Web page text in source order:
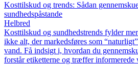
Kosttilskud og trends: Sådan
sundhedspåstande
Helbred
Kosttilskud og sundhedstrends fylder
ikke alt, der markedsføres som
vand. Få indsigt i, hvordan du
forstår etiketterne og træffer informerede